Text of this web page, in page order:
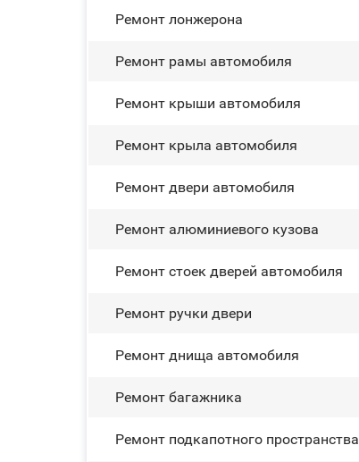
Ремонт лонжерона
Ремонт рамы автомобиля
Ремонт крыши автомобиля
Ремонт крыла автомобиля
Ремонт двери автомобиля
Ремонт алюминиевого кузова
Ремонт стоек дверей автомобиля
Ремонт ручки двери
Ремонт днища автомобиля
Ремонт багажника
Ремонт подкапотного пространства